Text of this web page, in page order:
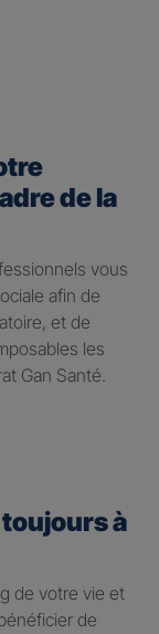
de la
vous
afin de
et de
les
Gan Santé.
à
de votre vie et
de